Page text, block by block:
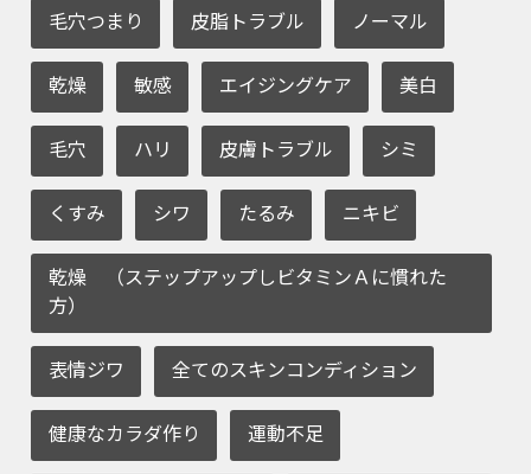
毛穴つまり 皮脂トラブル ノーマル
乾燥 敏感 エイジングケア 美白
毛穴 ハリ 皮膚トラブル シミ
くすみ シワ たるみ ニキビ
乾燥 （ステップアップしビタミンＡに慣れた
方）
表情ジワ 全てのスキンコンディション
健康なカラダ作り 運動不足